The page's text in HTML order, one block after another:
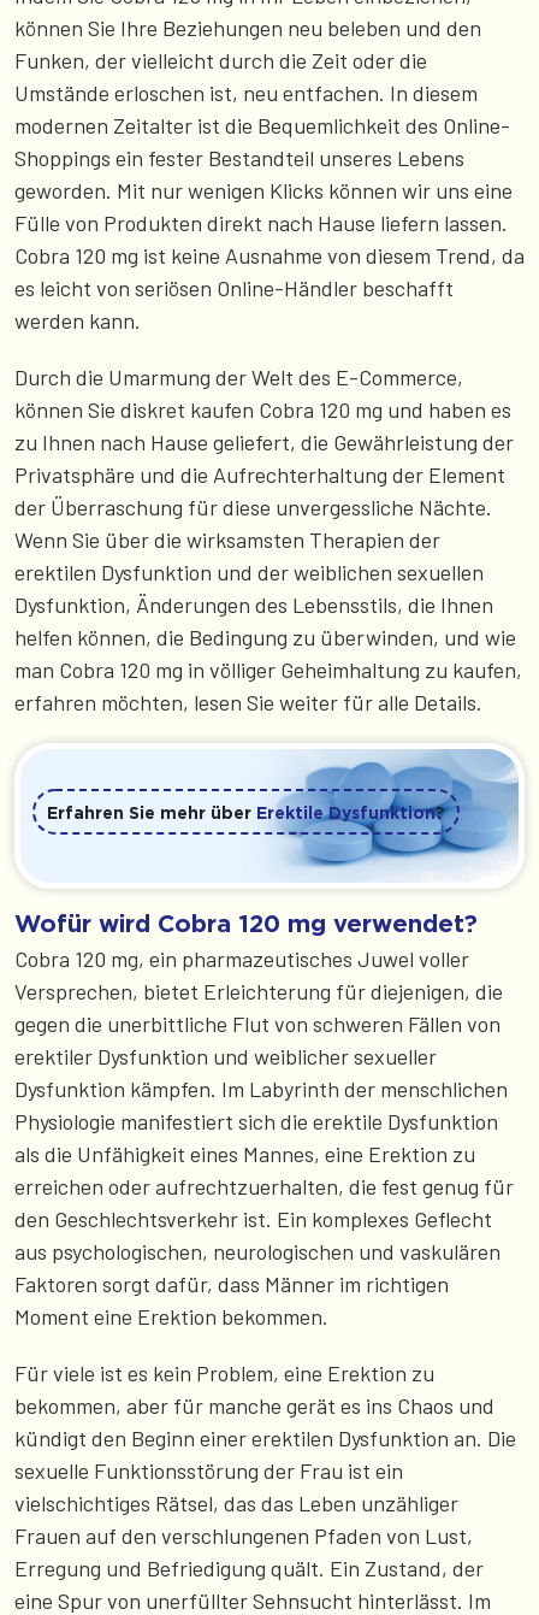
können Sie Ihre Beziehungen neu beleben und den
Funken, der vielleicht durch die Zeit oder die
Umstände erloschen ist, neu entfachen. In diesem
modernen Zeitalter ist die Bequemlichkeit des Online-
Shoppings ein fester Bestandteil unseres Lebens
geworden. Mit nur wenigen Klicks können wir uns eine
Fülle von Produkten direkt nach Hause liefern lassen.
Cobra 120 mg ist keine Ausnahme von diesem Trend, da
es leicht von seriösen Online-Händler beschafft
werden kann.
Durch die Umarmung der Welt des E-Commerce,
können Sie diskret kaufen Cobra 120 mg und haben es
zu Ihnen nach Hause geliefert, die Gewährleistung der
Privatsphäre und die Aufrechterhaltung der Element
der Überraschung für diese unvergessliche Nächte.
Wenn Sie über die wirksamsten Therapien der
erektilen Dysfunktion und der weiblichen sexuellen
Dysfunktion, Änderungen des Lebensstils, die Ihnen
helfen können, die Bedingung zu überwinden, und wie
man Cobra 120 mg in völliger Geheimhaltung zu kaufen,
erfahren möchten, lesen Sie weiter für alle Details.
Erfahren Sie mehr über Erektile Dysfunktion?
Wofür wird Cobra 120 mg verwendet?
Cobra 120 mg, ein pharmazeutisches Juwel voller
Versprechen, bietet Erleichterung für diejenigen, die
gegen die unerbittliche Flut von schweren Fällen von
erektiler Dysfunktion und weiblicher sexueller
Dysfunktion kämpfen. Im Labyrinth der menschlichen
Physiologie manifestiert sich die erektile Dysfunktion
als die Unfähigkeit eines Mannes, eine Erektion zu
erreichen oder aufrechtzuerhalten, die fest genug für
den Geschlechtsverkehr ist. Ein komplexes Geflecht
aus psychologischen, neurologischen und vaskulären
Faktoren sorgt dafür, dass Männer im richtigen
Moment eine Erektion bekommen.
Für viele ist es kein Problem, eine Erektion zu
bekommen, aber für manche gerät es ins Chaos und
kündigt den Beginn einer erektilen Dysfunktion an. Die
sexuelle Funktionsstörung der Frau ist ein
vielschichtiges Rätsel, das das Leben unzähliger
Frauen auf den verschlungenen Pfaden von Lust,
Erregung und Befriedigung quält. Ein Zustand, der
eine Spur von unerfüllter Sehnsucht hinterlässt. Im